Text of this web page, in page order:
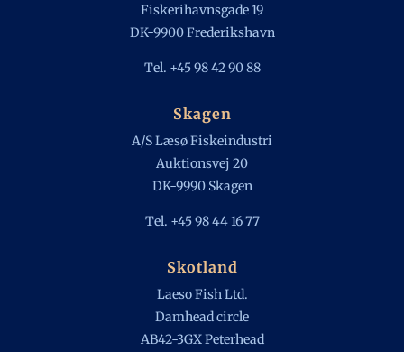
Fiskerihavnsgade 19
DK-9900 Frederikshavn
Tel. +45 98 42 90 88
Skagen
A/S Læsø Fiskeindustri
Auktionsvej 20
DK-9990 Skagen
Tel. +45 98 44 16 77
Skotland
Laeso Fish Ltd.
Damhead circle
AB42-3GX Peterhead